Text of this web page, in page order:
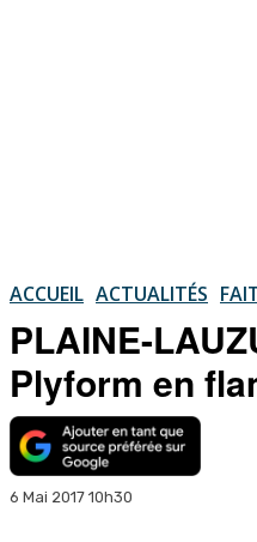
ACCUEIL ACTUALITÉS
PLAINE-
Plyform en
6 Mai 2017 10h30